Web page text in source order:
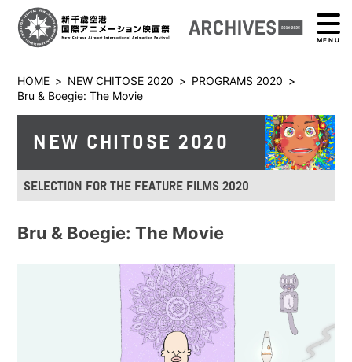
MENU
HOME > NEW CHITOSE 2020 > PROGRAMS 2020 >
Bru & Boegie: The Movie
NEW CHITOSE 2020
SELECTION FOR THE FEATURE FILMS 2020
Bru & Boegie: The Movie